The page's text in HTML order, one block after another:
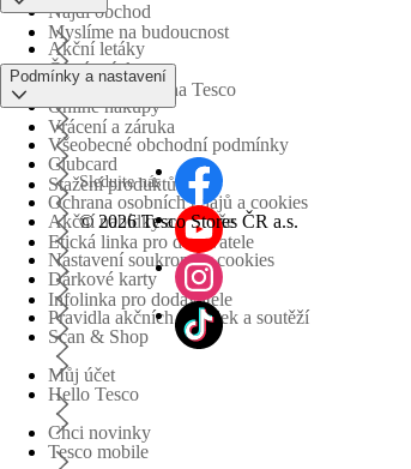
Myslíme na budoucnost
Obchodní skupina Tesco
Najdi obchod
Časté otázky
Vrácení a záruka
Stažení produktů
Etická linka pro dodavatele
Infolinka pro dodavatele
Akční letáky
Online nákupy
Clubcard
Akční nabídky a soutěže
Dárkové karty
Scan & Shop
Hello Tesco
Tesco mobile
Podmínky a nastavení
Všeobecné obchodní podmínky
Ochrana osobních údajů a cookies
Nastavení soukromí a cookies
Pravidla akčních nabídek a soutěží
Můj účet
Chci novinky
Sledujte nás
© 2026 Tesco Stores ČR a.s.